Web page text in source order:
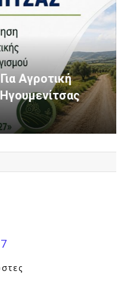
Ενάντια Στις
Ποιον
KOSTAS